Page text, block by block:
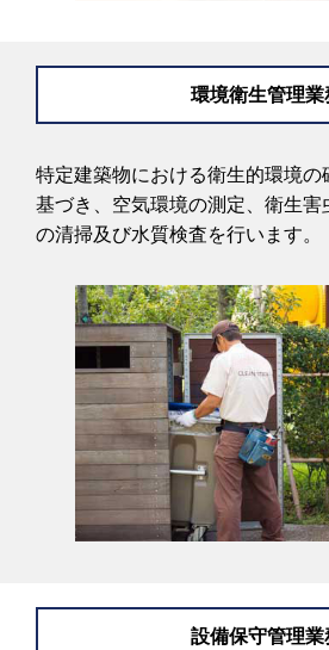
環境衛生管理業
特定建築物における衛生的環境の
基づき、空気環境の測定、衛生
の清掃及び水質検査を行います。
設備保守管理業